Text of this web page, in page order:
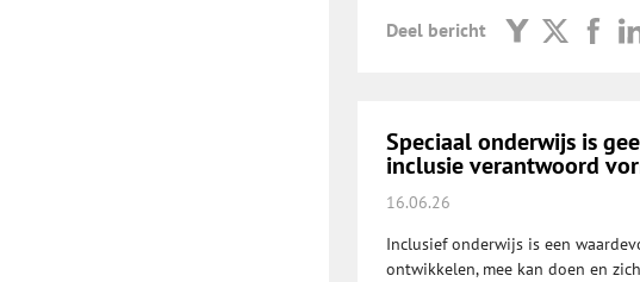
Deel bericht
Speciaal onderwijs is
inclusie verantwoord
16.06.26
Inclusief onderwijs is een
ontwikkelen, mee kan doen en